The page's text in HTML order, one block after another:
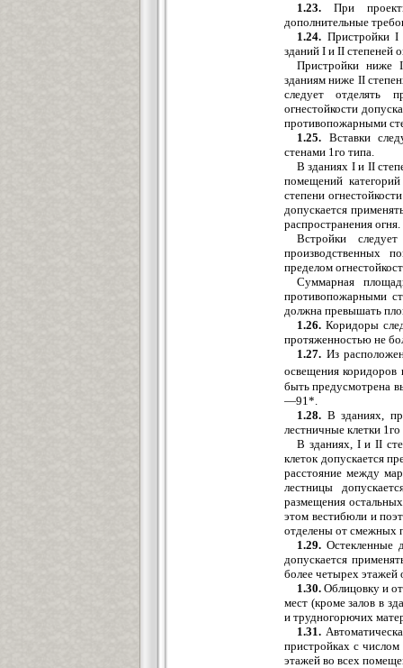
1.23. При
дополнительные
1.24. Пристройки I
зданий I и II степеней
Пристройки ниже
зданиям ниже II
следует отделять
огнестойкости
противопожарными
1.25. Вставки
стенами 1го типа.
В зданиях I и II
помещений
степени
допускается
распространения огня.
Встройки
производственных
пределом
Суммарная
противопожарными
должна превышать
1.26. Коридоры
протяженностью не
1.27. Из
освещения
быть предусмотрена
—91*.
1.28. В зданиях,
лестничные клетки
В зданиях, I и II
клеток допускается
расстояние между
лестницы
размещения
этом вестибюли и
отделены от смежных
1.29. Остекленные
допускается
более четырех этажей
1.30. Облицовку и
мест (кроме залов в
и трудногорючих
1.31.
пристройках с
этажей во всех